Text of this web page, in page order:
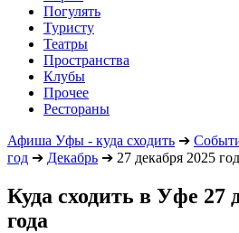
Погулять
Туристу
Театры
Пространства
Клубы
Прочее
Рестораны
Афиша Уфы - куда сходить ➔
год ➔ Декабрь ➔ 27 декабря 2025
Куда сходить в Уфе 27
года